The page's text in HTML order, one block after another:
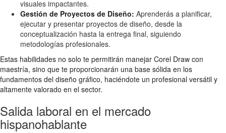
visuales impactantes.
Gestión de Proyectos de Diseño: Aprenderás a planificar,
ejecutar y presentar proyectos de diseño, desde la
conceptualización hasta la entrega final, siguiendo
metodologías profesionales.
Estas habilidades no solo te permitirán manejar Corel Draw con
maestría, sino que te proporcionarán una base sólida en los
fundamentos del diseño gráfico, haciéndote un profesional versátil y
altamente valorado en el sector.
Salida laboral en el mercado
hispanohablante